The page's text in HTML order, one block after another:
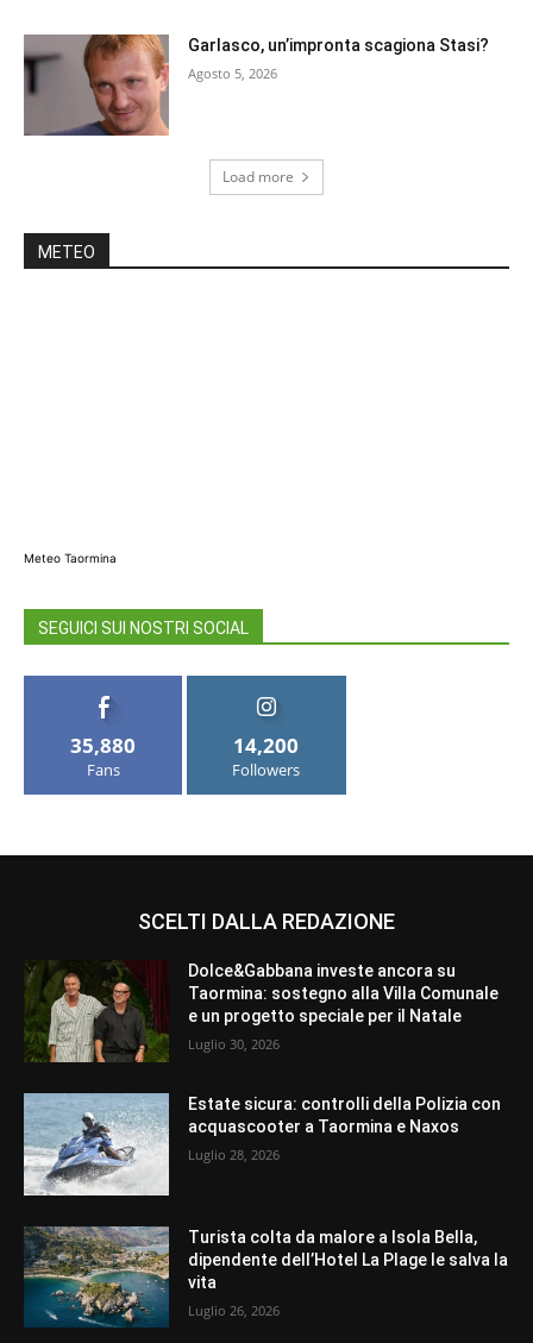
Garlasco, un’impronta scagiona Stasi?
Agosto 5, 2026
Load more
METEO
Meteo Taormina
SEGUICI SUI NOSTRI SOCIAL
35,880
Fans
14,200
Followers
SCELTI DALLA REDAZIONE
Dolce&Gabbana investe ancora su
Taormina: sostegno alla Villa Comunale
e un progetto speciale per il Natale
Luglio 30, 2026
Estate sicura: controlli della Polizia con
acquascooter a Taormina e Naxos
Luglio 28, 2026
Turista colta da malore a Isola Bella,
dipendente dell’Hotel La Plage le salva la
vita
Luglio 26, 2026